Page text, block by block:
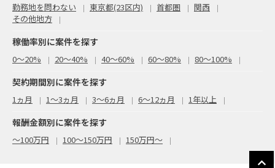
勤務地を問わない 東京都(23区内) 首都圏
関西
その他地方
稼働率別に案件を探す
0〜20% 20〜40% 40〜60% 60〜80% 80〜100%
契約期間別に案件を探す
1ヵ月 1～3ヵ月 3～6ヵ月 6～12ヵ月 1年以上
報酬金額別に案件を探す
〜100万円 100〜150万円 150万円〜